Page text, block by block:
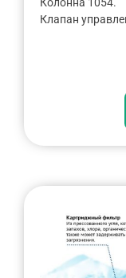
Колонна 1054.
Клапан